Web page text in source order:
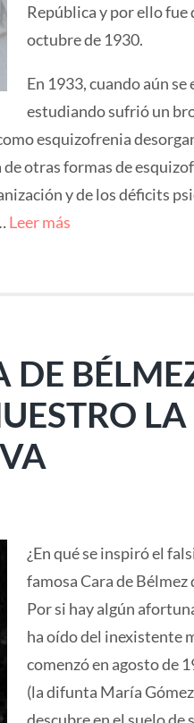
República y por ello fue
octubre de 1930.
En 1933, cuando aún
estudiando sufrió un
esquizofrenia
otras formas de
y de los déficits
Leer más
LA
¿En qué se inspiró el
famosa Cara de Bélmez
Por si hay algún
ha oído del inexistente
comenzó en agosto de
(la difunta María